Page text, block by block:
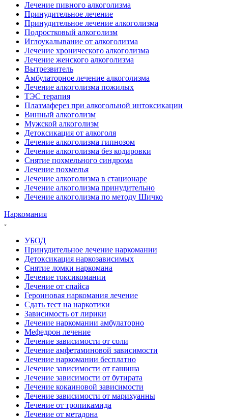
Лечение пивного алкоголизма
Принудительное лечение
Принудительное лечение алкоголизма
Подростковый алкоголизм
Иглоукалывание от алкоголизма
Лечение хронического алкоголизма
Лечение женского алкоголизма
Вытрезвитель
Амбулаторное лечение алкоголизма
Лечение алкоголизма пожилых
ТЭС терапия
Плазмаферез при алкогольной интоксикации
Винный алкоголизм
Мужской алкоголизм
Детоксикация от алкоголя
Лечение алкоголизма гипнозом
Лечение алкоголизма без кодировки
Снятие похмельного синдрома
Лечение похмелья
Лечение алкоголизма в стационаре
Лечение алкоголизма принудительно
Лечение алкоголизма по методу Шичко
Наркомания
УБОД
Принудительное лечение наркомании
Детоксикация наркозависимых
Снятие ломки наркомана
Лечение токсикомании
Лечение от спайса
Героиновая наркомания лечение
Сдать тест на наркотики
Зависимость от лирики
Лечение наркомании амбулаторно
Мефедрон лечение
Лечение зависимости от соли
Лечение амфетаминовой зависимости
Лечение наркомании бесплатно
Лечение зависимости от гашиша
Лечение зависимости от бутирата
Лечение кокаиновой зависимости
Лечение зависимости от марихуанны
Лечение от тропикамида
Лечение от метадона